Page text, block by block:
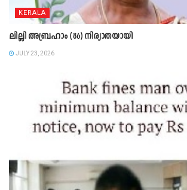
KERALA
ലില്ലി അബ്രഹാം (86) നിര്യാതയായി
JULY 23, 2026